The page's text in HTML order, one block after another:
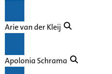
Arie van der Kleij
Apolonia Schrama